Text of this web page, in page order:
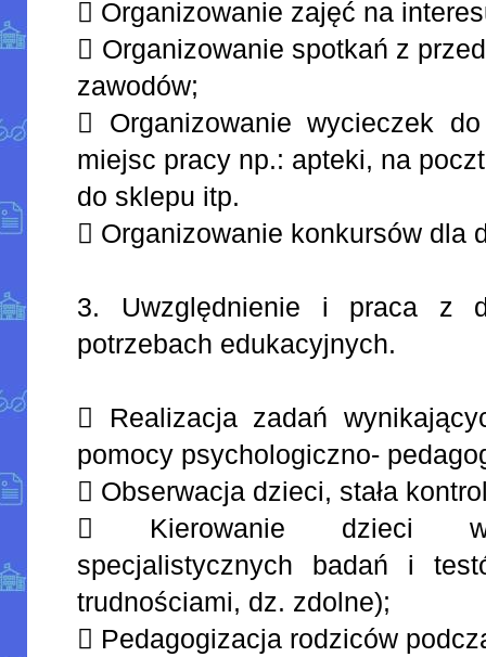
 Organizowanie zajęć na
 Organizowanie spotkań z
zawodów;
 Organizowanie wycieczek
miejsc pracy np.: apteki, na
do sklepu itp.
 Organizowanie konkursów dla
3. Uwzględnienie i praca z
potrzebach edukacyjnych.
 Realizacja zadań
pomocy psychologiczno-
 Obserwacja dzieci, stała
 Kierowanie dzieci
specjalistycznych badań i
trudnościami, dz. zdolne);
 Pedagogizacja rodziców